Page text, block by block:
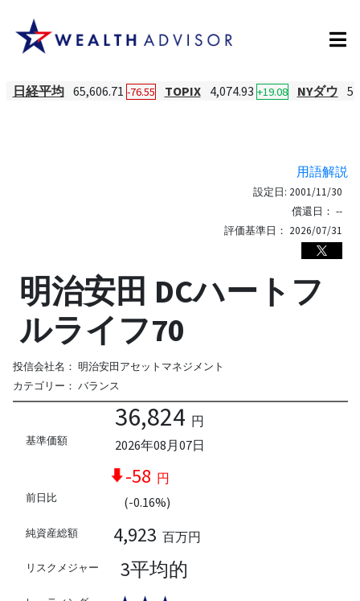
日経平均 65,606.71 -76.55 TOPIX 4,074.93 +19.08 NYダウ
用語解説
設定日: 2001/11/30
償還日： --
評価基準日： 2026/07/31
明治安田 DCハートフ
ルライフ70
投信会社名： 明治安田アセットマネジメント
カテゴリー： バランス
基準価額
36,824 円
2026年08月07日
前日比
-58 円
(-0.16%)
純資産総額 4,923 百万円
リスクメジャー 3平均的